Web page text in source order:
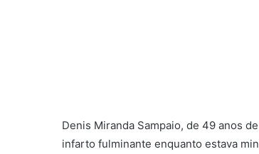
Denis Miranda Sampaio, de 49 anos
infarto fulminante enquanto estava